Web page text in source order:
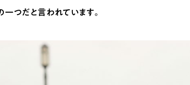
一つだと言われています。